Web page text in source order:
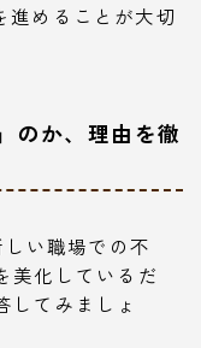
進めることが大切
のか、理由を徹
しい職場での不
美化しているだ
してみましょ